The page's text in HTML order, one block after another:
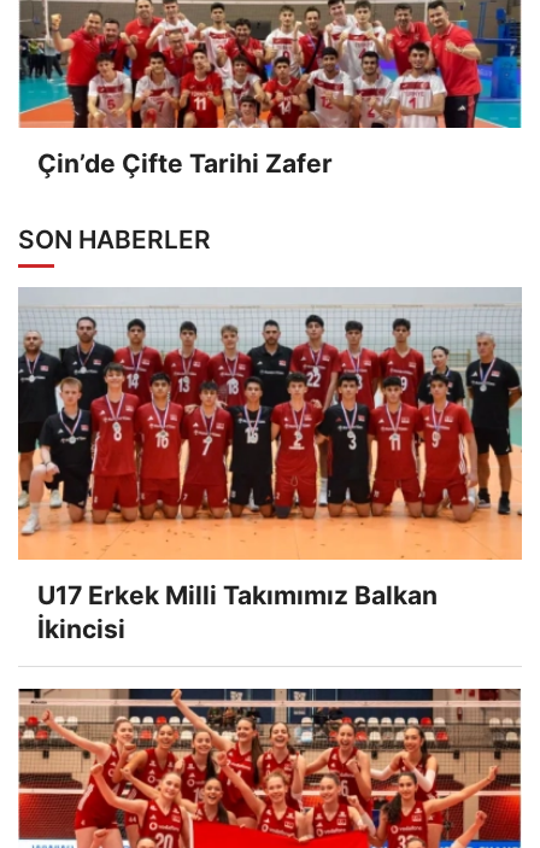
Çin’de Çifte Tarihi Zafer
SON HABERLER
U17 Erkek Milli Takımımız Balkan
İkincisi